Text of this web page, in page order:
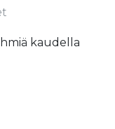
kaudella